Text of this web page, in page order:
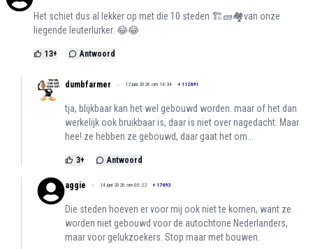
Het schiet dus al lekker op met die 10 steden 🏗🧱🏘van onze
liegende leuterlurker. 😂😂
13+ Antwoord
dumbfarmer 12 juni 2026 om 14:34 + 112691
tja, blijkbaar kan het wel gebouwd worden. maar of het dan
werkelijk ook bruikbaar is, daar is niet over nagedacht. Maar
hee! ze hebben ze gebouwd, daar gaat het om...
3+ Antwoord
aggie 14 juni 2026 om 00:22 + 17693
Die steden hoeven er voor mij ook niet te komen, want ze
worden niet gebouwd voor de autochtone Nederlanders,
maar voor gelukzoekers. Stop maar met bouwen.